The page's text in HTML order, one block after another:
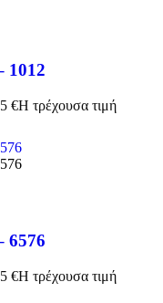
1012
€Η τρέχουσα τιμή
6576
€Η τρέχουσα τιμή